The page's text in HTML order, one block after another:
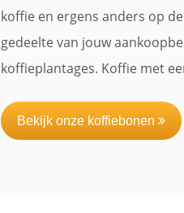
koffie en ergens anders op
gedeelte van jouw
koffieplantages. Koffie met
Bekijk onze koffiebonen